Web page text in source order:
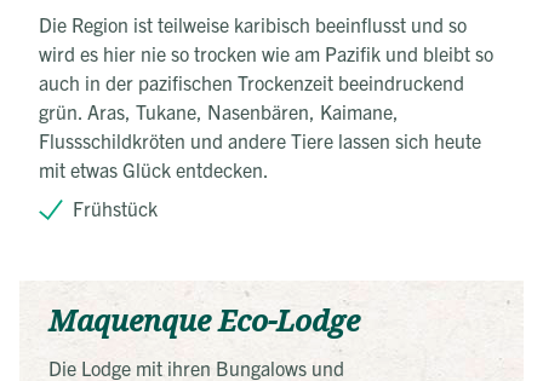
Die Region ist teilweise karibisch beeinflusst und so
wird es hier nie so trocken wie am Pazifik und bleibt so
auch in der pazifischen Trockenzeit beeindruckend
grün. Aras, Tukane, Nasenbären, Kaimane,
Flussschildkröten und andere Tiere lassen sich heute
mit etwas Glück entdecken.
Frühstück
Maquenque Eco-Lodge
Die Lodge mit ihren Bungalows und